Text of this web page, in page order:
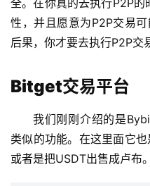
全。在你真的去执行P2P
性，并且愿意为P2P交易
后果，你才要去执行P2P交
Bitget交易平台
我们刚刚介绍的是
类似的功能。在这里面它也
或者是把USDT出售成卢布。